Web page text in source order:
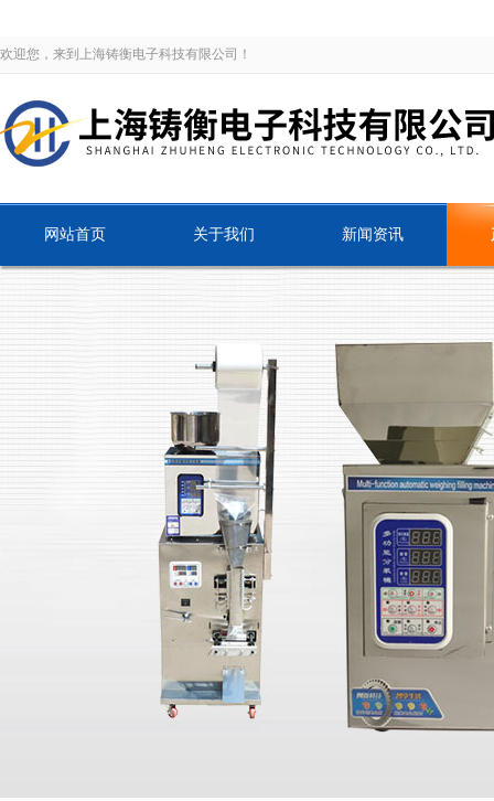
欢迎您，来到上海铸衡电子科技有限公司！
网站首页 关于我们 新闻资讯